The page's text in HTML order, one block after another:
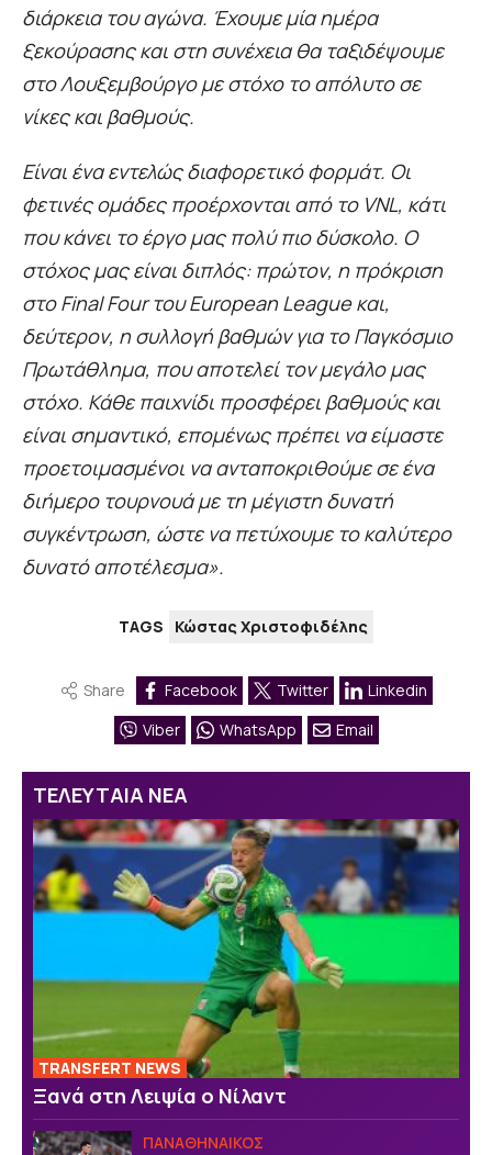
διάρκεια του αγώνα. Έχουμε μία ημέρα
ξεκούρασης και στη συνέχεια θα ταξιδέψουμε
στο Λουξεμβούργο με στόχο το απόλυτο σε
νίκες και βαθμούς.
Είναι ένα εντελώς διαφορετικό φορμάτ. Οι
φετινές ομάδες προέρχονται από το VNL, κάτι
που κάνει το έργο μας πολύ πιο δύσκολο. Ο
στόχος μας είναι διπλός: πρώτον, η πρόκριση
στο Final Four του European League και,
δεύτερον, η συλλογή βαθμών για το Παγκόσμιο
Πρωτάθλημα, που αποτελεί τον μεγάλο μας
στόχο. Κάθε παιχνίδι προσφέρει βαθμούς και
είναι σημαντικό, επομένως πρέπει να είμαστε
προετοιμασμένοι να ανταποκριθούμε σε ένα
διήμερο τουρνουά με τη μέγιστη δυνατή
συγκέντρωση, ώστε να πετύχουμε το καλύτερο
δυνατό αποτέλεσμα».
TAGS Κώστας Χριστοφιδέλης
Share Facebook Twitter
Linkedin
Viber
WhatsApp Email
ΤΕΛΕΥΤΑΙΑ ΝΕΑ
TRANSFERT NEWS
Ξανά στη Λειψία ο Νίλαντ
ΠΑΝΑΘΗΝΑΙΚΟΣ